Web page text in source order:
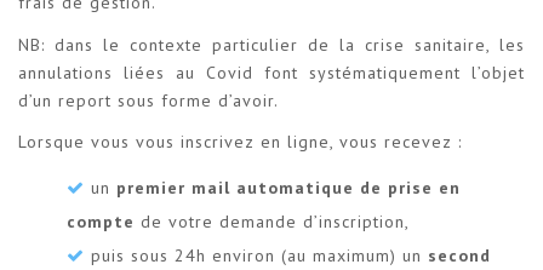
NB: dans le contexte particulier de la crise sanitaire, les
annulations liées au Covid font systématiquement l’objet
d’un report sous forme d’avoir.
Lorsque vous vous inscrivez en ligne, vous recevez :
un premier mail automatique de prise en
compte de votre demande d’inscription,
puis sous 24h environ (au maximum) un second